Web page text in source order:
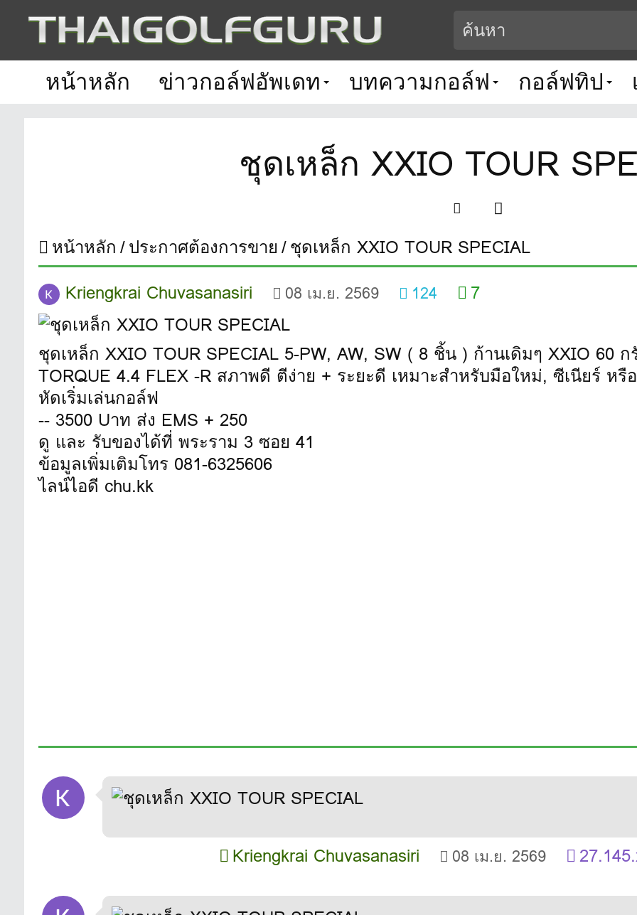
หน้าหลัก ข่าวกอล์ฟอัพเดท บทความกอล์ฟ กอล์ฟทิป
ชุดเหล็ก XXIO TOUR
หน้าหลัก ประกาศต้องการขาย ชุดเหล็ก XXIO TOUR SPECIAL
Kriengkrai Chuvasanasiri
08 เม.ย. 2569 124 7
ชุดเหล็ก XXIO TOUR SPECIAL 5-PW, AW, SW ( 8 ชิ้น ) ก้านเดิมๆ XXIO 60 ก
TORQUE 4.4 FLEX -R สภาพดี ตีง่าย + ระยะดี เหมาะสำหรับมือใหม่, ซีเนียร์ หรื
หัดเริ่มเล่นกอล์ฟ
-- 3500 Uาท ส่ง EMS + 250
ดู และ รับของได้ที่ พระราม 3 ซอย 41
ข้อมูลเพิ่มเติมโทร 081-6325606
ไลน์ไอดี chu.kk
Kriengkrai Chuvasanasiri 08 เม.ย. 2569